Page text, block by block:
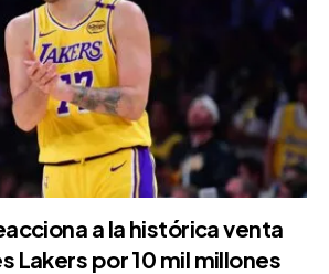
a la histórica venta
Lakers por 10 mil millones